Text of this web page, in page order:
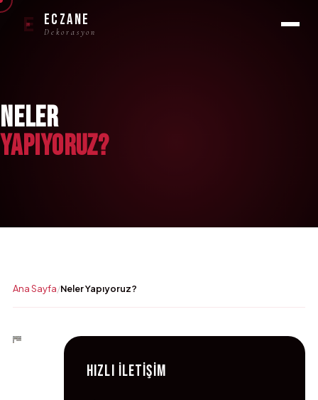
E ECZANE
Dekorasyon
NELER
YAPIYORUZ?
Ana Sayfa Neler Yapıyoruz?
HIZLI İLETİŞİM